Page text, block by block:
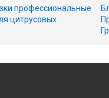
профессиональные
цитрусовых